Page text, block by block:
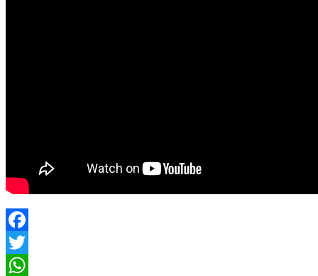
Facebook
Twitter